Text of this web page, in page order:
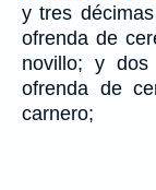
y tres décimas
ofrenda de
novillo; y
ofrenda de
carnero;